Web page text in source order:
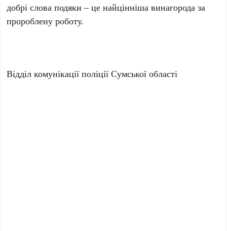
добрі слова подяки – це найцінніша винагорода за
пророблену роботу.
Відділ комунікації поліції Сумської області